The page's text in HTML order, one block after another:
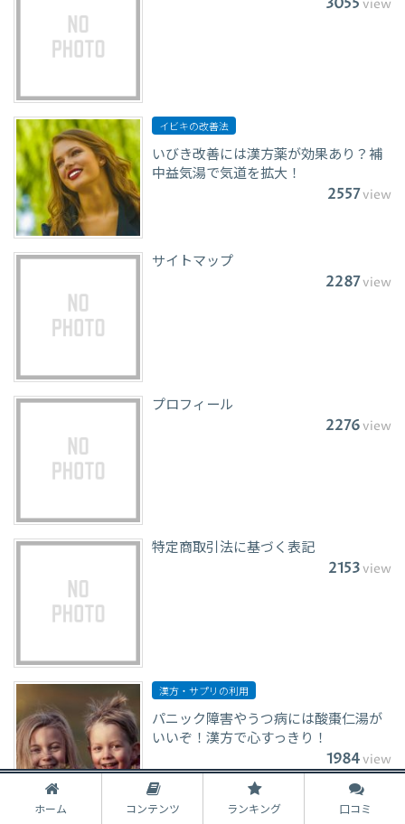
3055 view
イビキの改善法
いびき改善には漢方薬が効果あり？補
中益気湯で気道を拡大！
2557view
サイトマップ
2287view
プロフィール
2276view
特定商取引法に基づく表記
2153view
漢方・サプリの利用
パニック障害やうつ病には酸棗仁湯が
いいぞ！漢方で心すっきり！
1984view
ホーム コンテンツ ランキング 口コミ